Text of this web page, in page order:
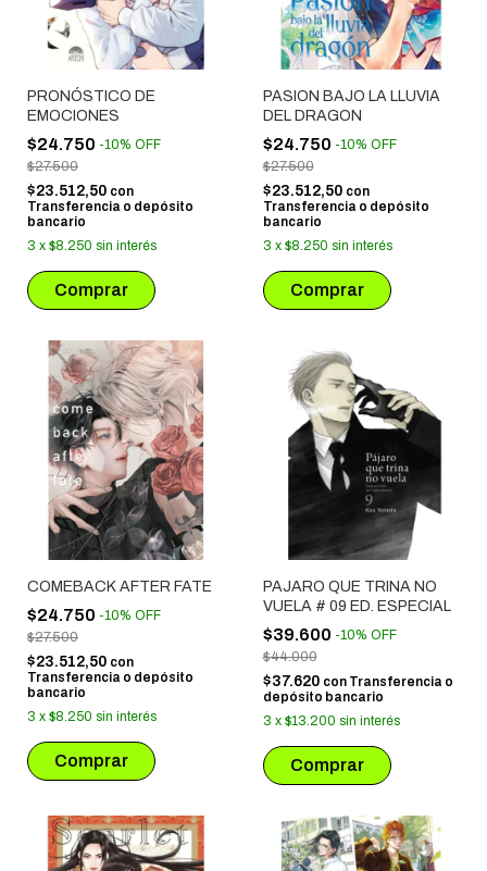
PRONÓSTICO DE
EMOCIONES
$24.750 -10% OFF
$27.500
$23.512,50 con
Transferencia o depósito
bancario
3 x $8.250 sin interés
PASION BAJO LA LLUVIA
DEL DRAGON
$24.750 -10% OFF
$27.500
$23.512,50 con
Transferencia o depósito
bancario
3 x $8.250 sin interés
COMEBACK AFTER FATE
$24.750 -10% OFF
$27.500
$23.512,50 con
Transferencia o depósito
bancario
3 x $8.250 sin interés
PAJARO QUE TRINA NO
VUELA # 09 ED. ESPECIAL
$39.600 -10% OFF
$44.000
$37.620 con Transferencia o
depósito bancario
3 x $13.200 sin interés